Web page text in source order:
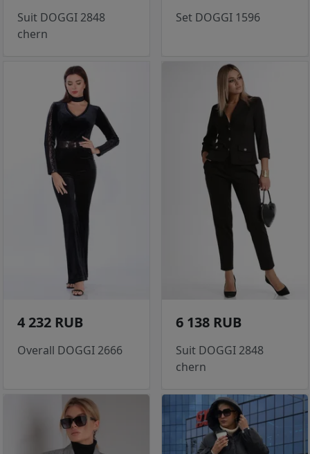
Suit DOGGI 2848
chern
Set DOGGI 1596
4 232 RUB
Overall DOGGI 2666
6 138 RUB
Suit DOGGI 2848
chern